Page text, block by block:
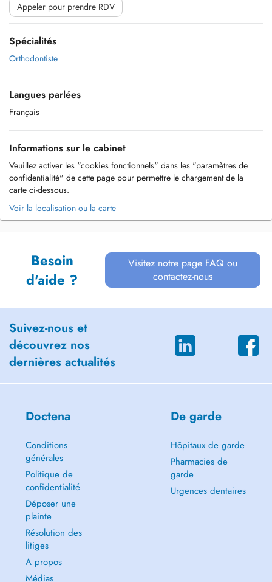
Appeler pour prendre RDV
Spécialités
Orthodontiste
Langues parlées
Français
Informations sur le cabinet
Veuillez activer les "cookies fonctionnels" dans les "paramètres de
confidentialité" de cette page pour permettre le chargement de la
carte ci-dessous.
Voir la localisation ou la carte
Besoin
d'aide ?
Visitez notre page FAQ ou
contactez-nous
Suivez-nous et
découvrez nos
dernières actualités
Doctena
Conditions
générales
Politique de
confidentialité
Déposer une
plainte
Résolution des
litiges
A propos
Médias
De garde
Hôpitaux de garde
Pharmacies de
garde
Urgences dentaires